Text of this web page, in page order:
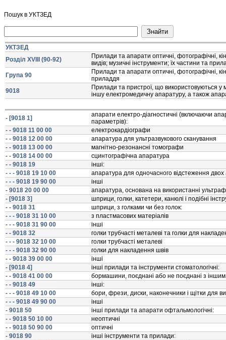
Пошук в УКТЗЕД
УКТЗЕД
Розділ XVIII (90-92)
Прилади та апарати оптичнi, фотографiчнi,
видiв; музичнi iнструменти; їх частини та
Група 90
Прилади та апарати оптичнi, фотографiчнi,
приладдя
9018
Прилади та пристрої, що використовуються у
iншу електромедичну апаратуру, а також
- [9018 1]
апарати електро-дiагностичнi (включаючи
параметрiв):
- - 9018 11 00 00
електрокардiографи
- - 9018 12 00 00
апаратура для ультразвукового сканування
- - 9018 13 00 00
магнiтно-резонанснi томографи
- - 9018 14 00 00
сцинтографiчна апаратура
- - 9018 19
iншi:
- - - 9018 19 10 00
апаратура для одночасного вiдстеження
- - - 9018 19 90 00
iншi
- 9018 20 00 00
апаратура, основана на використаннi
- [9018 3]
шприци, голки, катетери, канюлi i подiбнi
- - 9018 31
шприци, з голками чи без голок:
- - - 9018 31 10 00
з пластмасових матерiалiв
- - - 9018 31 90 00
iншi
- - 9018 32
голки трубчастi металевi та голки для
- - - 9018 32 10 00
голки трубчастi металевi
- - - 9018 32 90 00
голки для накладення швiв
- - 9018 39 00 00
iншi
- [9018 4]
iншi прилади та iнструменти стоматологiчнi:
- - 9018 41 00 00
бормашини, поєднанi або не поєднанi з
- - 9018 49
iншi:
- - - 9018 49 10 00
бори, фрези, диски, наконечники i щiтки для
- - - 9018 49 90 00
iншi
- 9018 50
iншi прилади та апарати офтальмологiчнi:
- - 9018 50 10 00
неоптичнi
- - 9018 50 90 00
оптичнi
- 9018 90
iншi iнструменти та прилади: